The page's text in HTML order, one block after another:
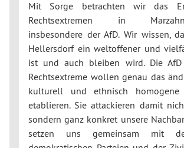
Mit Sorge betrachten wir das
Rechtsextremen in Marzahn-
insbesondere der AfD. Wir wissen,
Hellersdorf ein weltoffener und
ist und auch bleiben wird. Die
Rechtsextreme wollen genau das
kulturell und ethnisch homogene
etablieren. Sie attackieren damit
sondern ganz konkret unsere
setzen uns gemeinsam mit